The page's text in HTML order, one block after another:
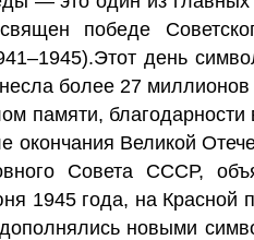
победе
день
более 27
памяти,
окончания Великой
Совета СССР,
1945 года, на
новыми